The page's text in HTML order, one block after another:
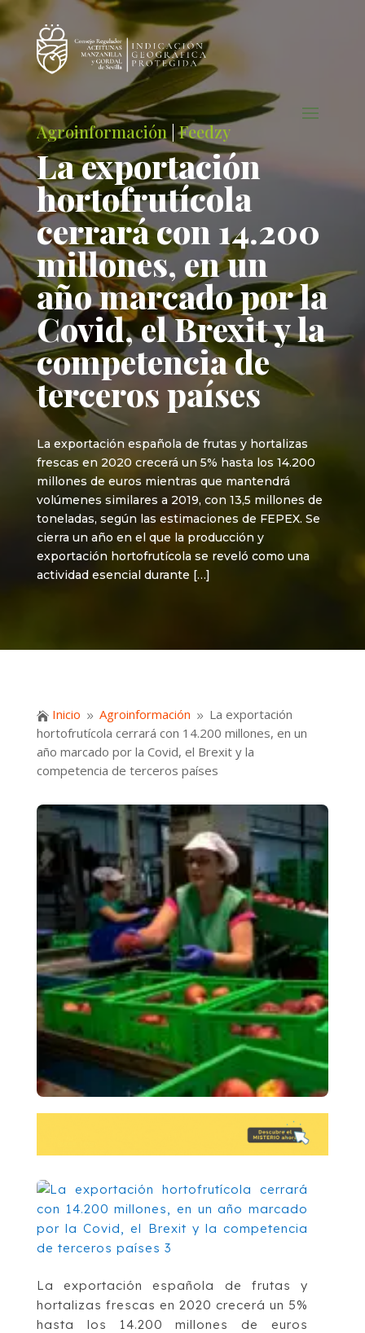
Agroinformación |Feedzy
La exportación
hortofrutícola
cerrará con 14.200
millones, en un
año marcado por la
Covid, el Brexit y la
competencia de
terceros países
La exportación española de frutas y hortalizas
frescas en 2020 crecerá un 5% hasta los 14.200
millones de euros mientras que mantendrá
volúmenes similares a 2019, con 13,5 millones de
toneladas, según las estimaciones de FEPEX. Se
cierra un año en el que la producción y
exportación hortofrutícola se reveló como una
actividad esencial durante […]
 Inicio 9 Agroinformación 9 La exportación
hortofrutícola cerrará con 14.200 millones, en un
año marcado por la Covid, el Brexit y la
competencia de terceros países
La exportación española de frutas y
hortalizas frescas en 2020 crecerá un 5%
hasta los 14.200 millones de euros